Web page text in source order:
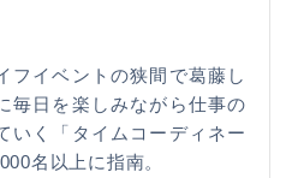
フイベントの狭間で葛藤し
毎日を楽しみながら仕事の
いく「タイムコーディネー
名以上に指南。